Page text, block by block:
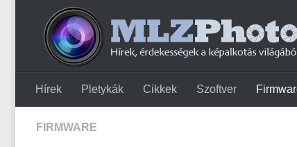
Hírek Pletykák Cikkek Szoftver
FIRMWARE